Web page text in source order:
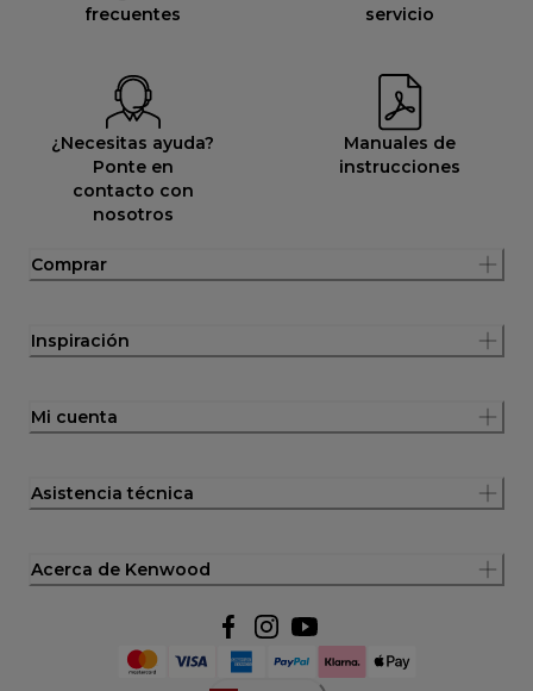
frecuentes
servicio
¿Necesitas ayuda?
Ponte en
contacto con
nosotros
Manuales de
instrucciones
Comprar
Inspiración
Mi cuenta
Asistencia técnica
Acerca de Kenwood